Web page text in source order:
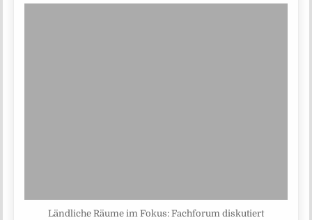
Ländliche Räume im Fokus: Fachforum diskutiert